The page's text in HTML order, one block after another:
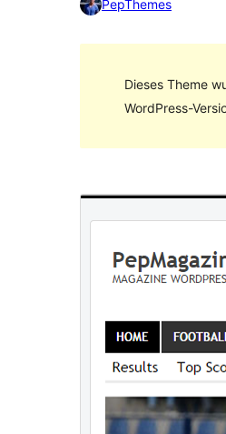
PepThemes
Dieses Theme
WordPress-